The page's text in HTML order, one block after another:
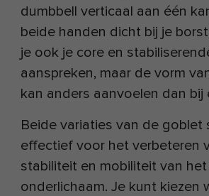
dumbbell verticaal aan één
beide handen dicht bij je
je ook je core en
aanspreken, maar de vorm
kan anders aanvoelen dan bij
Beide variaties van de goblet
effectief voor het verbeteren
stabiliteit en mobiliteit van het
onderlichaam. Je kunt kiezen